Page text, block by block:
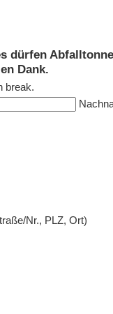
dürfen
Dank.
break.
Nr., PLZ, Ort)